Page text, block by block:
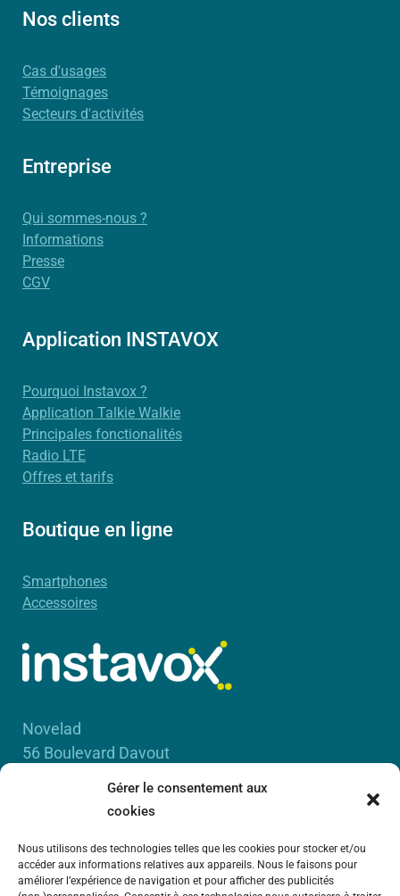
Gérer le consentement aux
cookies
Nous utilisons des technologies telles que les cookies pour stocker et/ou
accéder aux informations relatives aux appareils. Nous le faisons pour
améliorer l’expérience de navigation et pour afficher des publicités
Nos clients
Cas d'usages
Témoignages
Secteurs d'activités
Entreprise
Qui sommes-nous ?
Informations
Presse
CGV
Application INSTAVOX
Pourquoi Instavox ?
Application Talkie Walkie
Principales fonctionalités
Radio LTE
Offres et tarifs
Boutique en ligne
Smartphones
Accessoires
Novelad
56 Boulevard Davout
RCS Paris B 450 885 942